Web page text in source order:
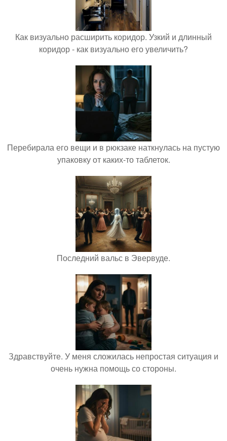
Как визуально расширить коридор. Узкий и длинный
коридор - как визуально его увеличить?
Перебирала его вещи и в рюкзаке наткнулась на пустую
упаковку от каких-то таблеток.
Последний вальс в Эвервуде.
Здравствуйте. У меня сложилась непростая ситуация и
очень нужна помощь со стороны.